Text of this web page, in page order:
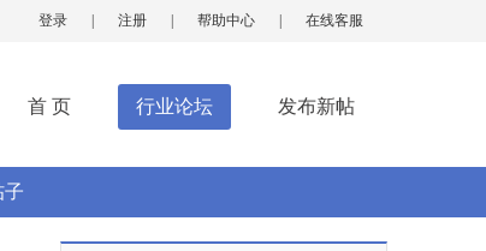
登录 注册 帮助中心 在线客服
首 页 行业论坛 发布新帖
子